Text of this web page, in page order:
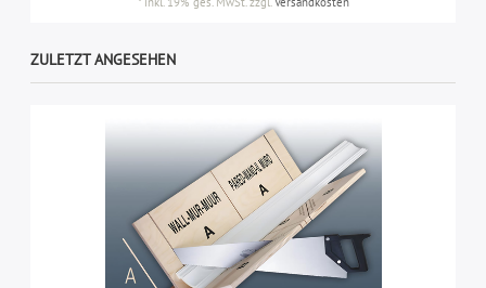
ZULETZT ANGESEHEN